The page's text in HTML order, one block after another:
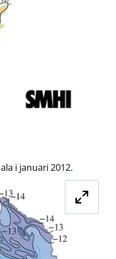
i januari 2012.